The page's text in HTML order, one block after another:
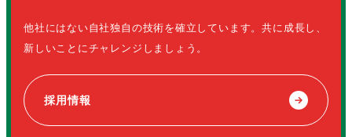
他社にはない自社独自の技術を確立しています。共に成長し、
新しいことにチャレンジしましょう。
採用情報